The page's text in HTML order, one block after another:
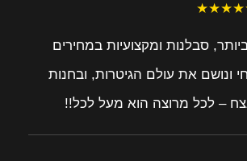
סבלנות ומקצועיות במחירים
חי ונושם את עולם הגיטרות, ובחנות
– לכל מרוצה הוא מעל לכל!!